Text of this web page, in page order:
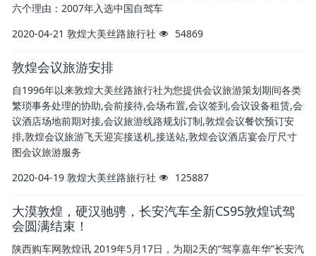
六个理由：2007年入选中国自驾车
2020-04-21 敦煌大美丝路旅行社 54869
敦煌会议旅游安排
自1996年以来敦煌大美丝路旅行社为您提供会议旅游策划期间各类
繁琐事务处理的协助,会前接待,会场布置,会议签到,会议设备租赁,会
议酒店场地前期对接,会议旅游线路规划订制,敦煌会议餐饮预订安
排,敦煌会议旅游飞天迎宾接送机,接送站,敦煌会议酒店宴会厅尺寸
图会议旅游服务
2020-04-19 敦煌大美丝路旅行社 125887
大漠敦煌，硬汉驰骋，长安汽车全新CS95敦煌试驾
会圆满结束！
陕西购车网敦煌讯 2019年5月17日，为期2天的“驾享嘉年华”长安汽